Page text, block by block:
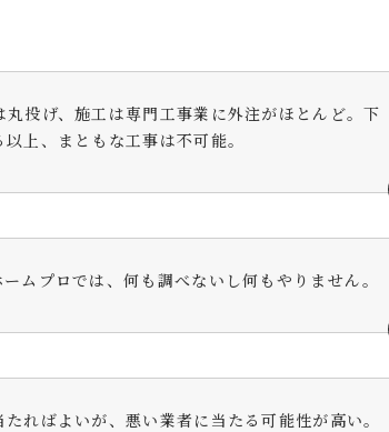
投げ、施工は専門工事業に外注がほとんど。下
上、まともな工事は不可能。
ムプロでは、何も調べないし何もやりません。
ればよいが、悪い業者に当たる可能性が高い。